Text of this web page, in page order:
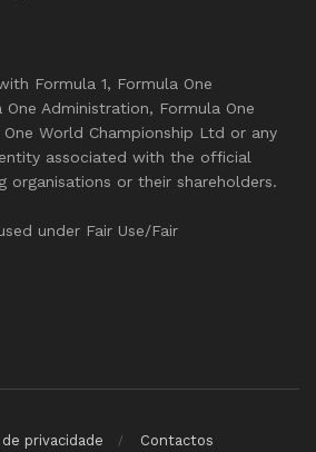
Formula 1, Formula One
One Administration, Formula One
One World Championship Ltd or any
associated with the official
organisations or their shareholders.
under Fair Use/Fair
privacidade Contactos